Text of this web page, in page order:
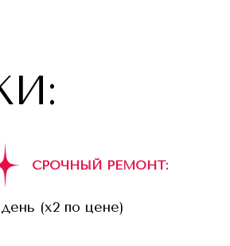
СРОЧНЫЙ РЕМОНТ:
день (x2 по цене)